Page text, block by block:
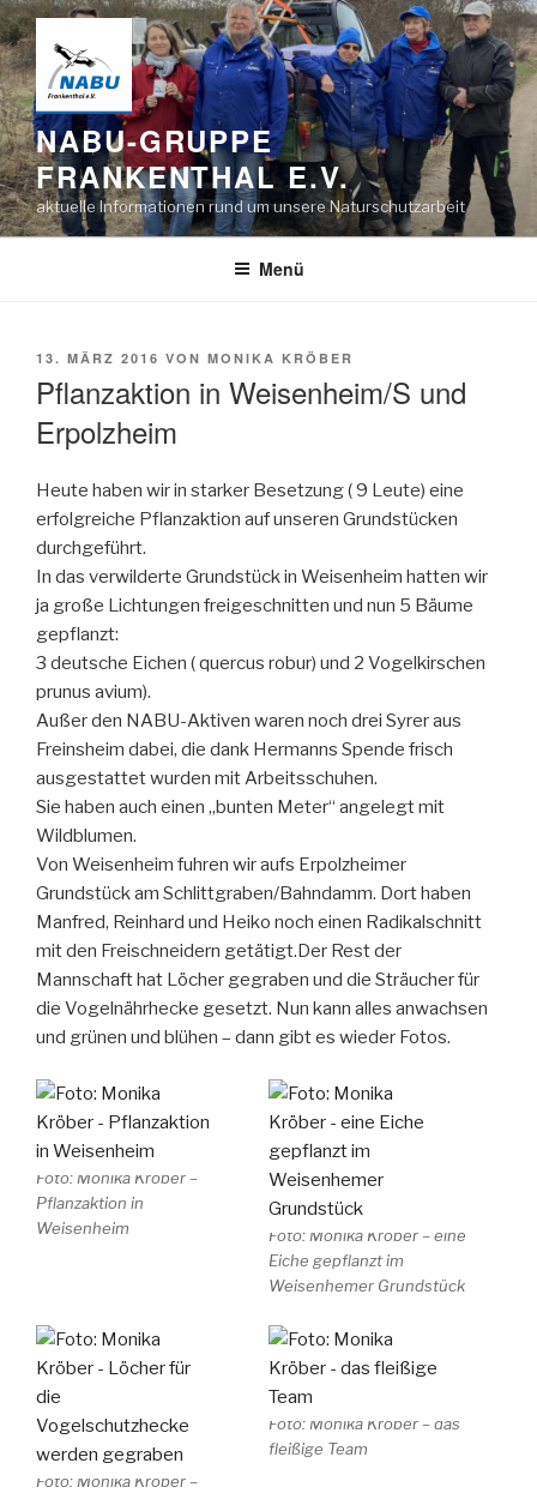
Zum
Inhalt
springen
NABU-GRUPPE
FRANKENTHAL E.V.
aktuelle Informationen rund um unsere Naturschutzarbeit
Menü
VERÖFFENTLICHT
13. MÄRZ 2016 VON MONIKA KRÖBER
Pflanzaktion in Weisenheim/S und
Erpolzheim
Heute haben wir in starker Besetzung ( 9 Leute) eine
erfolgreiche Pflanzaktion auf unseren Grundstücken
durchgeführt.
In das verwilderte Grundstück in Weisenheim hatten wir
ja große Lichtungen freigeschnitten und nun 5 Bäume
gepflanzt:
3 deutsche Eichen ( quercus robur) und 2 Vogelkirschen
prunus avium).
Außer den NABU-Aktiven waren noch drei Syrer aus
Freinsheim dabei, die dank Hermanns Spende frisch
ausgestattet wurden mit Arbeitsschuhen.
Sie haben auch einen „bunten Meter“ angelegt mit
Wildblumen.
Von Weisenheim fuhren wir aufs Erpolzheimer
Grundstück am Schlittgraben/Bahndamm. Dort haben
Manfred, Reinhard und Heiko noch einen Radikalschnitt
mit den Freischneidern getätigt.Der Rest der
Mannschaft hat Löcher gegraben und die Sträucher für
die Vogelnährhecke gesetzt. Nun kann alles anwachsen
und grünen und blühen – dann gibt es wieder Fotos.
Foto: Monika Kröber –
Pflanzaktion in
Weisenheim
Foto: Monika Kröber – eine
Eiche gepflanzt im
Weisenhemer Grundstück
Foto: Monika Kröber –
Foto: Monika Kröber – das
fleißige Team